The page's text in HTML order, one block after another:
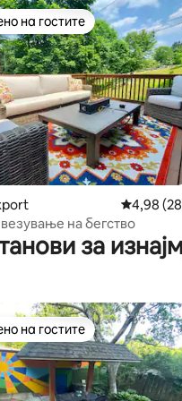
5, 118 рецензии
„Омилени на
на гостите
4,98
на бегство
за
„Омилени на
на гостите